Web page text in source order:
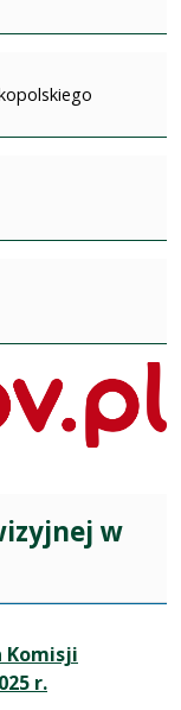
w
Komisji
r.